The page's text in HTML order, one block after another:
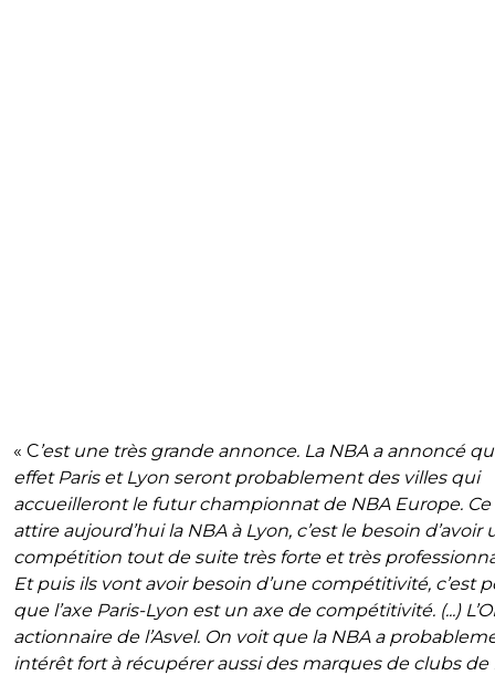
« C’est une très grande annonce. La NBA a annoncé
effet Paris et Lyon seront probablement des villes qui
accueilleront le futur championnat de NBA Europe.
attire aujourd’hui la NBA à Lyon, c’est le besoin d’avoir
compétition tout de suite très forte et très
Et puis ils vont avoir besoin d’une compétitivité, c’est
que l’axe Paris-Lyon est un axe de compétitivité. (...)
actionnaire de l’Asvel. On voit que la NBA a
intérêt fort à récupérer aussi des marques de clubs de